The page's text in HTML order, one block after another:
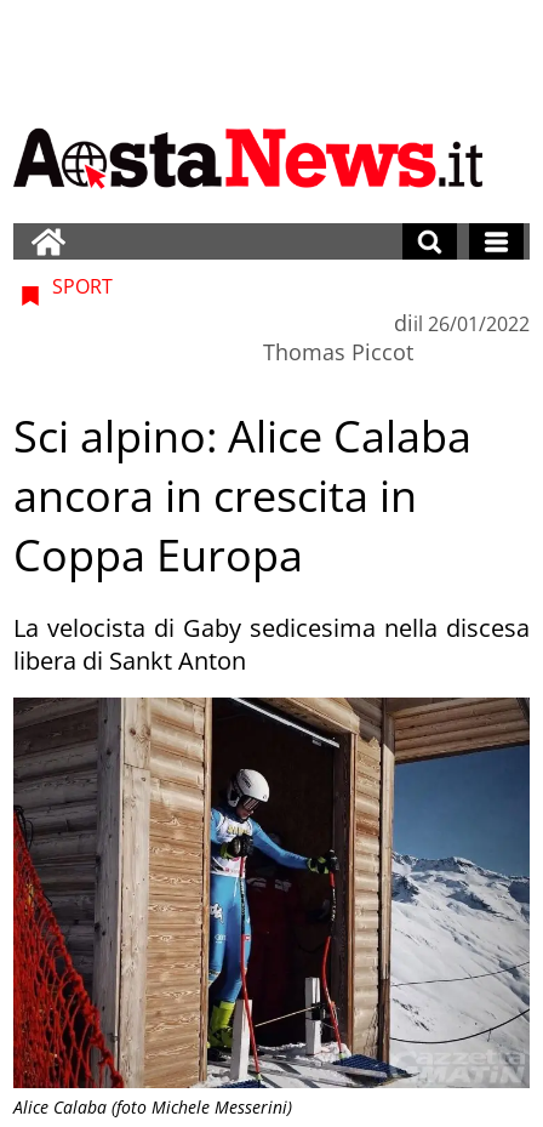
Alice Calaba (foto Michele Messerini)
SPORT
di
Thomas Piccot
il 26/01/2022
Sci alpino: Alice Calaba
ancora in crescita in
Coppa Europa
La velocista di Gaby sedicesima nella discesa
libera di Sankt Anton